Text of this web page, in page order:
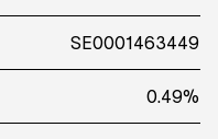
SE0001463449
0.49%